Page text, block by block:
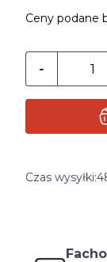
Ceny podane
Czas wysyłki: